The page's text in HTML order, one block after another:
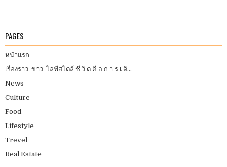
PAGES
หน้าแรก
เรื่องราว ข่าว ไลฟ์สไตล์ ชี วิ ต คื อ ก า ร เ ดิ...
News
Culture
Food
Lifestyle
Trevel
Real Estate